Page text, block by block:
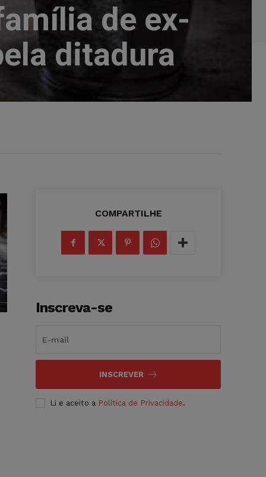
de ex-
ditadura
COMPARTILHE
Inscreva-se
INSCREVER
Li e aceito a Política de Privacidade.